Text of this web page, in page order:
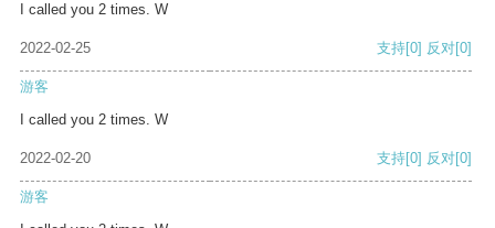
I called you 2 times. W
2022-02-25 支持[0] 反对[0]
游客
I called you 2 times. W
2022-02-20 支持[0] 反对[0]
游客